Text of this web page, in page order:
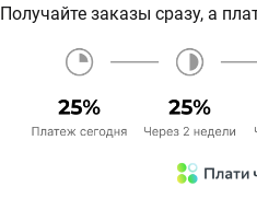
Получайте заказы сразу, а